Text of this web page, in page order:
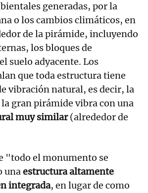
generadas, por la
o los cambios climáticos, en
de la pirámide, incluyendo
los bloques de
suelo adyacente. Los
que toda estructura tiene
vibración natural, es decir, la
gran pirámide vibra con una
muy similar(alrededor de
"todo el monumento se
unaestructura altamente
integrada, en lugar de como